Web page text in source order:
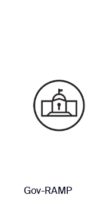
Gov-RAMP